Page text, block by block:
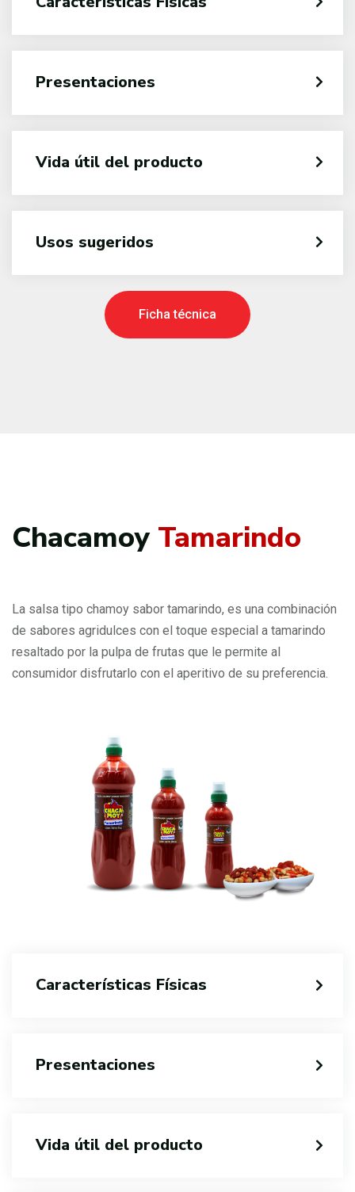
Presentaciones
Vida útil del producto
Usos sugeridos
Ficha técnica
Chacamoy Tamarindo
La salsa tipo chamoy sabor tamarindo, es una combinación
de sabores agridulces con el toque especial a tamarindo
resaltado por la pulpa de frutas que le permite al
consumidor disfrutarlo con el aperitivo de su preferencia.
Características Físicas
Presentaciones
Vida útil del producto